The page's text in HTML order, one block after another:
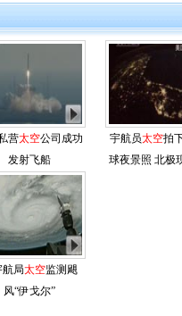
营太空公司成功
发射飞船
宇航员太空拍
球夜景照 北极
航局太空监测飓
风“伊戈尔”